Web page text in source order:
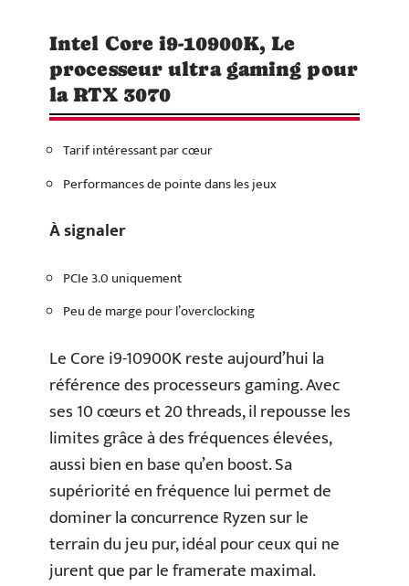
Intel Core i9-10900K, Le
processeur ultra gaming pour
la RTX 3070
Tarif intéressant par cœur
Performances de pointe dans les jeux
À signaler
PCIe 3.0 uniquement
Peu de marge pour l’overclocking
Le Core i9-10900K reste aujourd’hui la
référence des processeurs gaming. Avec
ses 10 cœurs et 20 threads, il repousse les
limites grâce à des fréquences élevées,
aussi bien en base qu’en boost. Sa
supériorité en fréquence lui permet de
dominer la concurrence Ryzen sur le
terrain du jeu pur, idéal pour ceux qui ne
jurent que par le framerate maximal.